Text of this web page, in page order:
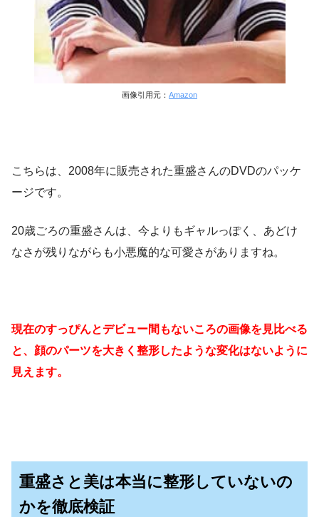
画像引用元： Amazon
こちらは、2008年に販売された重盛さんのDVDのパッケ
ージです。
20歳ごろの重盛さんは、今よりもギャルっぽく、あどけ
なさが残りながらも小悪魔的な可愛さがありますね。
現在のすっぴんとデビュー間もないころの画像を見比べる
と、顔のパーツを大きく整形したような変化はないように
見えます。
重盛さと美は本当に整形していないの
かを徹底検証